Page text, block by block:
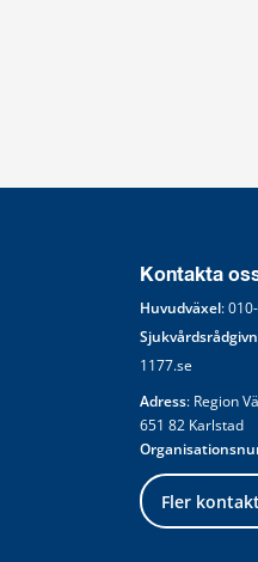
Kontakta
Huvudväxel:
1177.se
Adress: Region
651 82 Karlstad
Fler